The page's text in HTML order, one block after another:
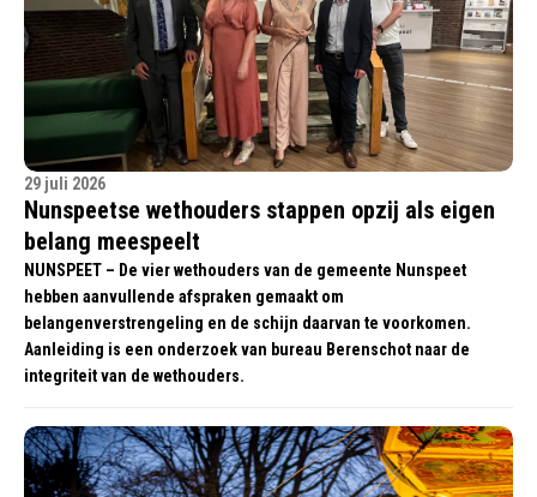
29 juli 2026
Nunspeetse wethouders stappen opzij als eigen
belang meespeelt
NUNSPEET – De vier wethouders van de gemeente Nunspeet
hebben aanvullende afspraken gemaakt om
belangenverstrengeling en de schijn daarvan te voorkomen.
Aanleiding is een onderzoek van bureau Berenschot naar de
integriteit van de wethouders.